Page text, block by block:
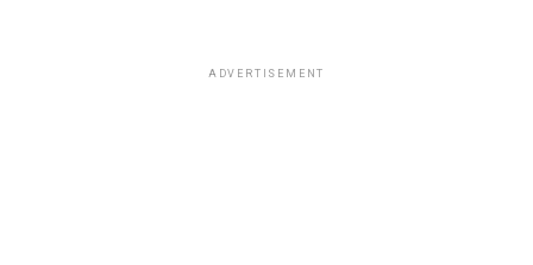
ADVERTISEMENT